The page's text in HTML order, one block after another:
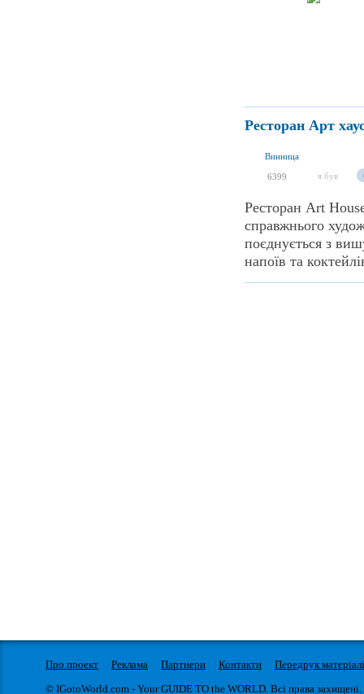
Ресторан Арт
Винница
6399 я був
Ресторан Art
справжнього
поєднується з
напоїв та
Про проект Реклама Партнери Контакти
Передрук
© IGotoWorld.com - Your GUIDE TO the WORLD. Всі права захищені.